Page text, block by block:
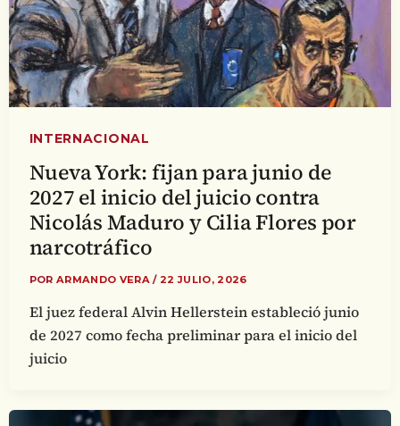
INTERNACIONAL
Nueva York: fijan para junio de
2027 el inicio del juicio contra
Nicolás Maduro y Cilia Flores por
narcotráfico
POR ARMANDO VERA/ 22 JULIO, 2026
El juez federal Alvin Hellerstein estableció junio
de 2027 como fecha preliminar para el inicio del
juicio